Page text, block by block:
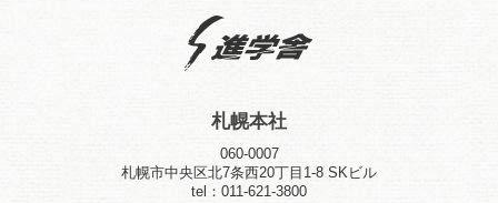
札幌本社
060-0007
札幌市中央区北7条西20丁目1-8 SKビル
tel：011-621-3800